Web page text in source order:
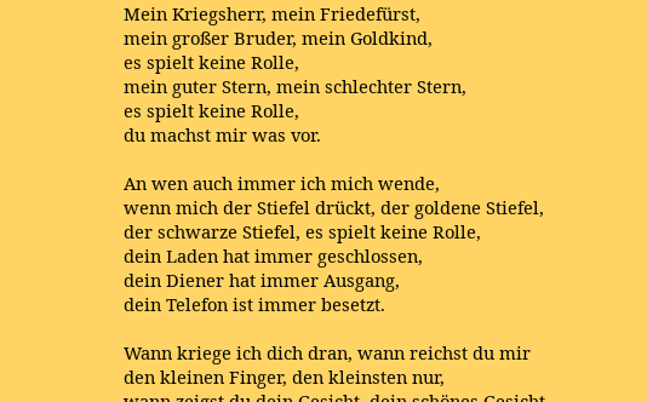
Mein Kriegsherr, mein Friedefürst,
mein großer Bruder, mein Goldkind,
es spielt keine Rolle,
mein guter Stern, mein schlechter Stern,
es spielt keine Rolle,
du machst mir was vor.
An wen auch immer ich mich wende,
wenn mich der Stiefel drückt, der goldene Stiefel,
der schwarze Stiefel, es spielt keine Rolle,
dein Laden hat immer geschlossen,
dein Diener hat immer Ausgang,
dein Telefon ist immer besetzt.
Wann kriege ich dich dran, wann reichst du mir
den kleinen Finger, den kleinsten nur,